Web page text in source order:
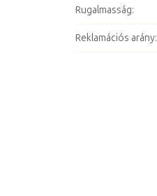
Rugalmasság:
Reklamációs arány: